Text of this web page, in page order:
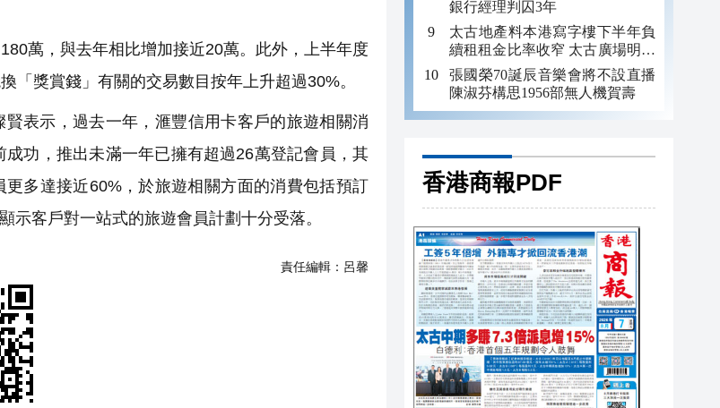
萬，與去年相比增加接近20萬。此外，上半年度
「獎賞錢」有關的交易數目按年上升超過30%。
表示，過去一年，滙豐信用卡客戶的旅遊相關消
功，推出未滿一年已擁有超過26萬登記會員，其
多達接近60%，於旅遊相關方面的消費包括預訂
客戶對一站式的旅遊會員計劃十分受落。
責任編輯： 呂馨
銀行經理判囚3年
太古地產料本港寫字樓下半年負
續租租金比率收窄 太古廣場明年
轉正
張國榮70誕辰音樂會將不設直播
陳淑芬構思1956部無人機賀壽
香港商報PDF